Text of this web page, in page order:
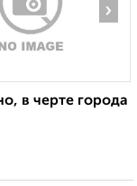
›
в черте города